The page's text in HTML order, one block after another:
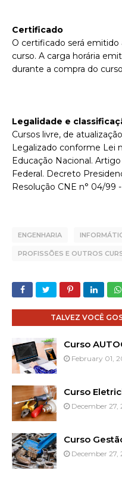
Certificado
O certificado será emitido
curso. A carga horária
durante a compra do
Legalidade e
Cursos livre, de
Legalizado conforme Lei
Educação Nacional.
Federal. Decreto
Resolução CNE n° 04/99
ENGENHARIA
PROFISSÕES E OUTROS
TALVEZ VOCÊ
Curso
February 01,
Curso
December 27,
Curso
December 27,